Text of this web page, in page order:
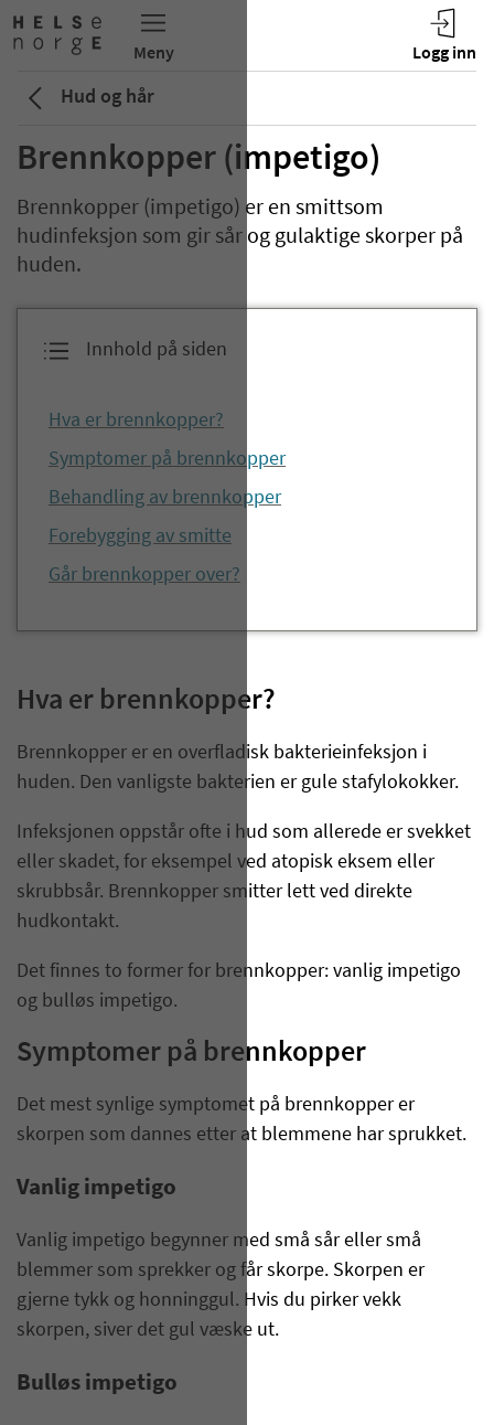
Hud og hår
Brennkopper (impetigo)
Brennkopper (impetigo) er en smittsom
hudinfeksjon som gir sår og gulaktige skorper på
huden.
Innhold på siden
Hva er brennkopper?
Symptomer på brennkopper
Behandling av brennkopper
Forebygging av smitte
Går brennkopper over?
Hva er brennkopper?
Brennkopper er en overfladisk bakterieinfeksjon i
huden. Den vanligste bakterien er gule stafylokokker.
Infeksjonen oppstår ofte i hud som allerede er svekket
eller skadet, for eksempel ved atopisk eksem eller
skrubbsår. Brennkopper smitter lett ved direkte
hudkontakt.
Det finnes to former for brennkopper: vanlig impetigo
og bulløs impetigo.
Symptomer på brennkopper
Det mest synlige symptomet på brennkopper er
skorpen som dannes etter at blemmene har sprukket.
Vanlig impetigo
Vanlig impetigo begynner med små sår eller små
blemmer som sprekker og får skorpe. Skorpen er
gjerne tykk og honninggul. Hvis du pirker vekk
skorpen, siver det gul væske ut.
Bulløs impetigo